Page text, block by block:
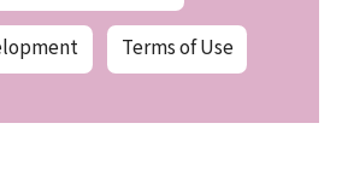
Terms of Use